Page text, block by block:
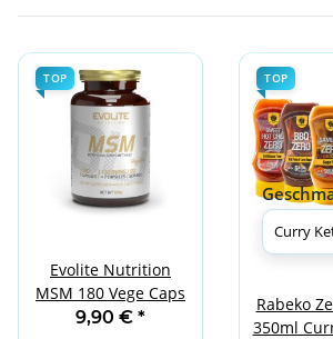
TOP
Evolite Nutrition
MSM 180 Vege Caps
9,90 € *
TOP
Rabeko
350ml